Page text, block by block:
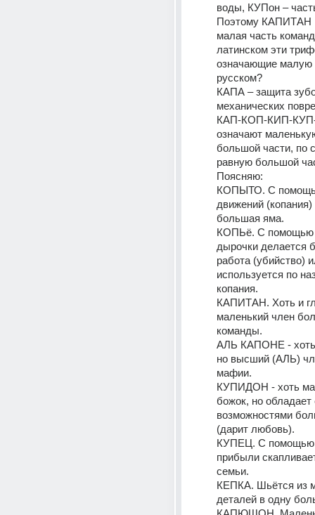
воды, КУПон –
Поэтому КАПИТАН
малая часть
латинском эти
означающие малую
русском?
КАПА – защита
механических
КАП-КОП-КИП-
означают
большой части, по
равную большой
Поясняю:
КОПЫТО. С
движений
большая яма.
КОПЬё. С помощью
дырочки делается
работа (убийство)
используется по
копания.
КАПИТАН. Хоть и
маленький член
команды.
АЛЬ КАПОНЕ - хоть
но высший (АЛЬ)
мафии.
КУПИДОН - хоть
божок, но
возможностями
(дарит любовь).
КУПЕЦ. С помощью
прибыли
семьи.
КЕПКА. Шьётся из
деталей в одну